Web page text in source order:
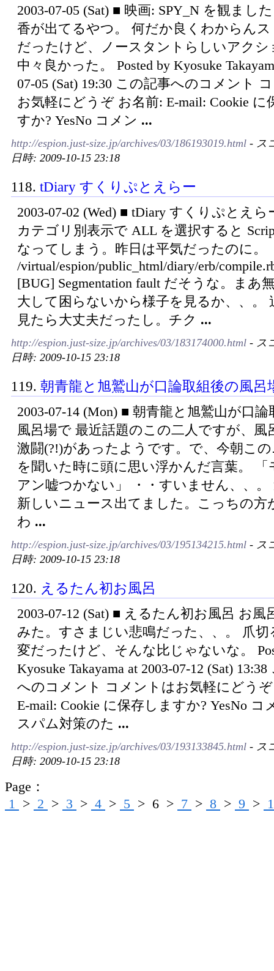
2003-07-05 (Sat) ■ 映画: SPY_N を観まし
香が出てるやつ。 何だか良くわからん
だったけど、ノースタントらしいアクシ
中々良かった。 Posted by Kyosuke
07-05 (Sat) 19:30 この記事へのコメント
お気軽にどうぞ お名前: E-mail: Cookie に
すか? YesNo コメン ...
http://espion.just-size.jp/archives/03/186193019.html - ス
日時: 2009-10-15 23:18
118. tDiary すくりぷとえらー
2003-07-02 (Wed) ■ tDiary すくりぷとえら
カテゴリ別表示で ALL を選択すると
なってしまう。昨日は平気だったのに。
/virtual/espion/public_html/diary/erb/
[BUG] Segmentation fault だそうな。まあ
大して困らないから様子を見るか、、。
見たら大丈夫だったし。チク ...
http://espion.just-size.jp/archives/03/183174000.html - ス
日時: 2009-10-15 23:18
119. 朝青龍と旭鷲山が口論取組後の風呂
2003-07-14 (Mon) ■ 朝青龍と旭鷲山が口論
風呂場で 最近話題のこの二人ですが、風
激闘(?!)があったようです。で、今朝こ
を聞いた時に頭に思い浮かんだ言葉。 「
アン嘘つかない」 ・・すいません、、。
新しいニュース出てました。こっちの方
わ ...
http://espion.just-size.jp/archives/03/195134215.html - ス
日時: 2009-10-15 23:18
120. えるたん初お風呂
2003-07-12 (Sat) ■ えるたん初お風呂 お風
みた。すさまじい悲鳴だった、、。 爪切
変だったけど、そんな比じゃないな。
Kyosuke Takayama at 2003-07-12 (Sat)
へのコメント コメントはお気軽にどう
E-mail: Cookie に保存しますか? YesNo コ
スパム対策のた ...
http://espion.just-size.jp/archives/03/193133845.html - ス
日時: 2009-10-15 23:18
Page：
1 > 2 > 3 > 4 > 5 > 6 > 7 > 8 > 9 >